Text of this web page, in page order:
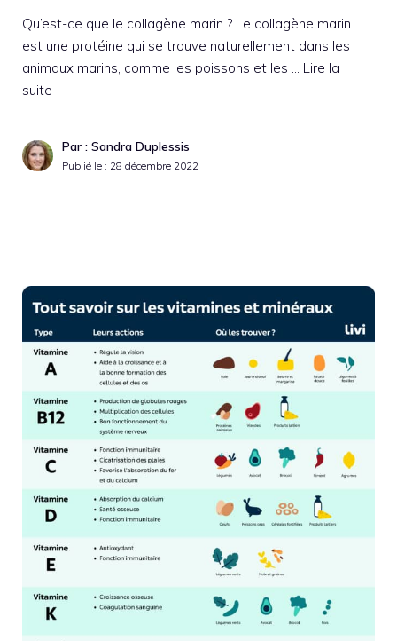
Qu’est-ce que le collagène marin ? Le collagène marin
est une protéine qui se trouve naturellement dans les
animaux marins, comme les poissons et les … Lire la
suite
Par : Sandra Duplessis
Publié le : 28 décembre 2022